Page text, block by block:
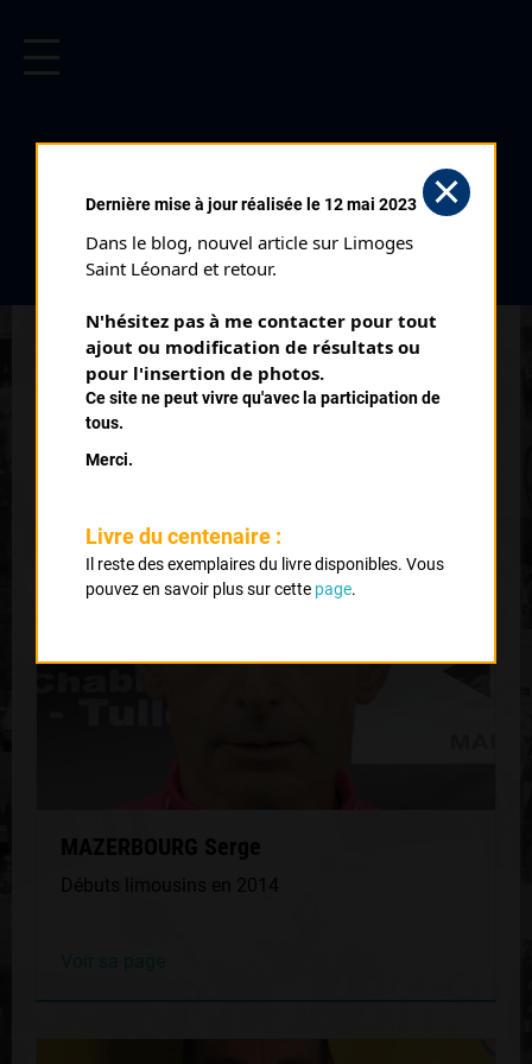
PALMARÈS
2014 , Trélissac
9 Critérium de Brive Départementaux 3
QUELQUES COUREURS DE LA
MÊME GÉNÉRATION
MAZERBOURG Serge
Débuts limousins en 2014
Dernière mise à jour réalisée le 12 mai 2023
Dans le blog, nouvel article sur Limoges
Saint Léonard et retour.
N'hésitez pas à me contacter pour tout
ajout ou modification de résultats ou
pour l'insertion de photos.
Ce site ne peut vivre qu'avec la participation de
tous.
Merci.
Livre du centenaire :
Il reste des exemplaires du livre disponibles. Vous
pouvez en savoir plus sur cette page.